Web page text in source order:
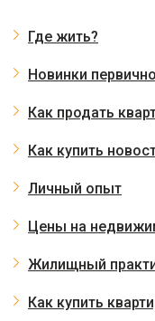
Где жить?
Новинки
Как продать
Как купить
Личный опыт
Цены на
Жилищный
Как купить